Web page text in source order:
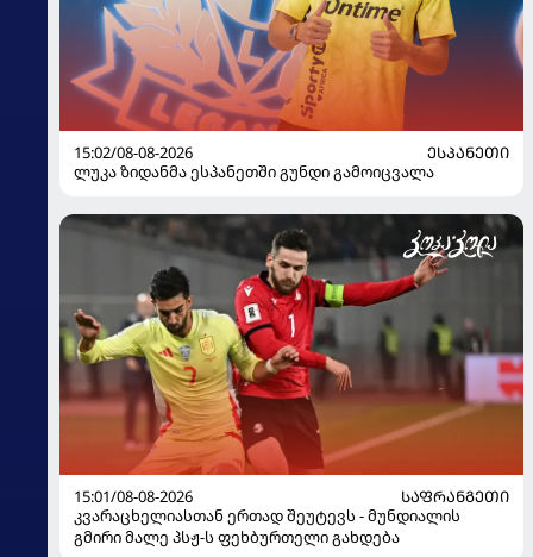
15:02/08-08-2026
ᲔᲡᲞᲐᲜᲔᲗᲘ
ლუკა ზიდანმა ესპანეთში გუნდი გამოიცვალა
15:01/08-08-2026
ᲡᲐᲤᲠᲐᲜᲒᲔᲗᲘ
კვარაცხელიასთან ერთად შეუტევს - მუნდიალის
გმირი მალე პსჟ-ს ფეხბურთელი გახდება